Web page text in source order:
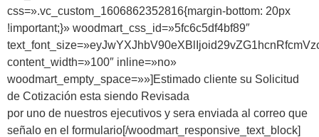
css=».vc_custom_1606862352816{margin-bottom: 20px
!important;}» woodmart_css_id=»5fc6c5df4bf89″
content_width=»100″ inline=»no»
woodmart_empty_space=»»]Estimado cliente su Solicitud
de Cotización esta siendo Revisada
por uno de nuestros ejecutivos y sera enviada al correo que
señalo en el formulario[/woodmart_responsive_text_block]